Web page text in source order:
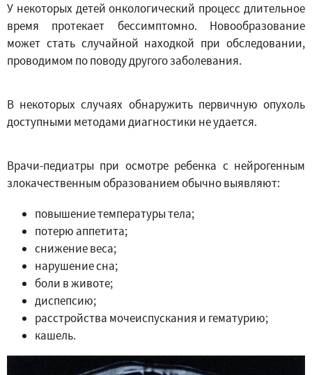
У некоторых детей онкологический процесс длительное
время протекает бессимптомно. Новообразование
может стать случайной находкой при обследовании,
проводимом по поводу другого заболевания.
В некоторых случаях обнаружить первичную опухоль
доступными методами диагностики не удается.
Врачи-педиатры при осмотре ребенка с нейрогенным
злокачественным образованием обычно выявляют:
повышение температуры тела;
потерю аппетита;
снижение веса;
нарушение сна;
боли в животе;
диспепсию;
расстройства мочеиспускания и гематурию;
кашель.